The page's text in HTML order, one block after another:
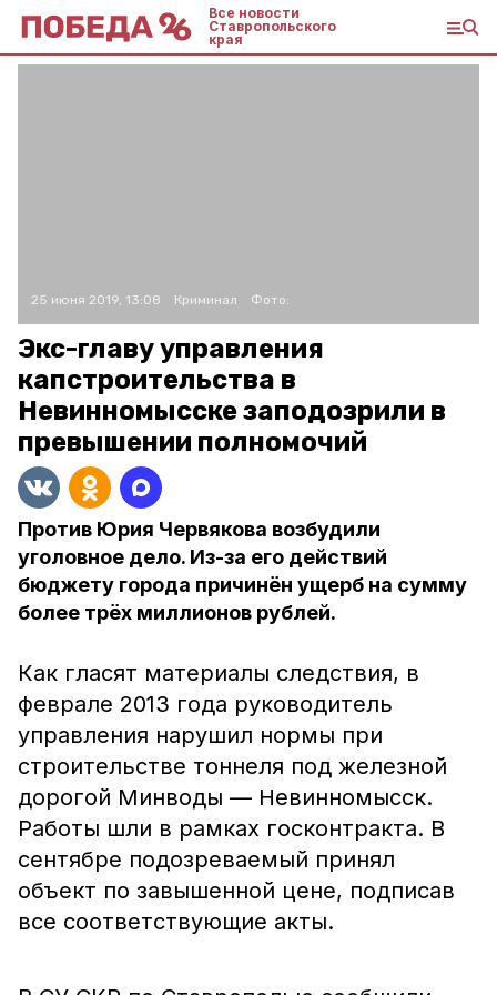
Все новости
Ставропольского
края
25 июня 2019, 13:08 Криминал Фото:
Экс-главу управления
капстроительства в
Невинномысске заподозрили в
превышении полномочий
Против Юрия Червякова возбудили
уголовное дело. Из-за его действий
бюджету города причинён ущерб на сумму
более трёх миллионов рублей.
Как гласят материалы следствия, в
феврале 2013 года руководитель
управления нарушил нормы при
строительстве тоннеля под железной
дорогой Минводы — Невинномысск.
Работы шли в рамках госконтракта. В
сентябре подозреваемый принял
объект по завышенной цене, подписав
все соответствующие акты.